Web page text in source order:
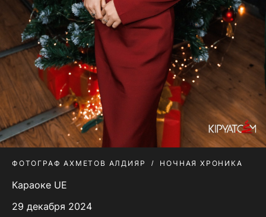
ФОТОГРАФ АХМЕТОВ АЛДИЯР НОЧНАЯ ХРОНИКА
Караоке UE
29 декабря 2024